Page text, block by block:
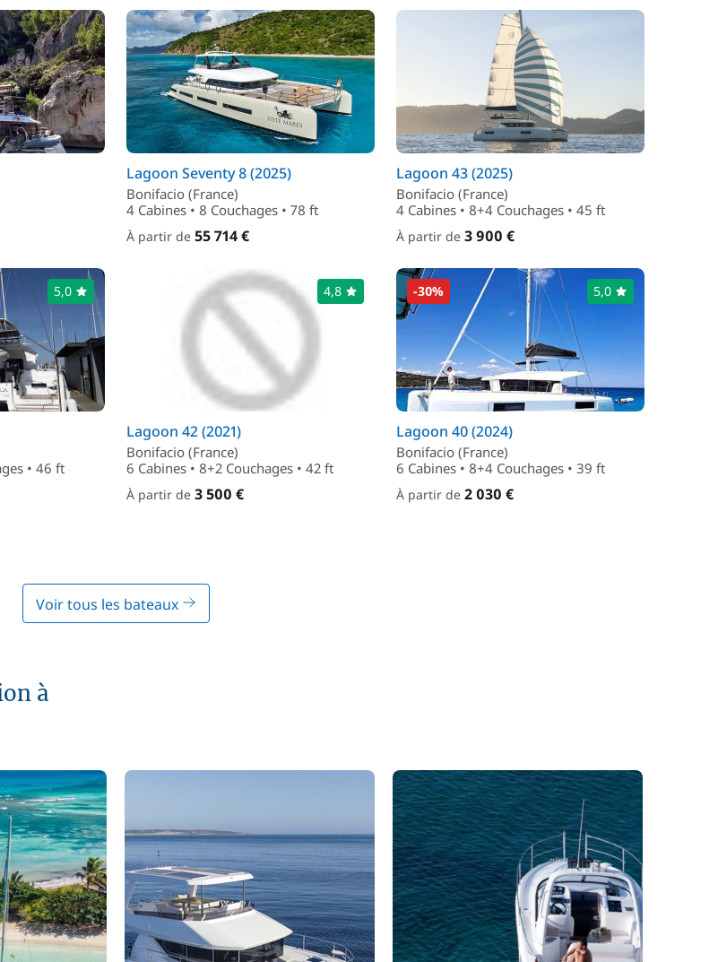
Lagoon Seventy 8 (2025)
Bonifacio (France)
4 Cabines • 8 Couchages • 78 ft
À partir de 55 714 €
Lagoon 43 (2025)
Bonifacio (France)
4 Cabines • 8+4 Couchages • 45 ft
À partir de 3 900 €
5,0
• 46 ft
4,8
Lagoon 42 (2021)
Bonifacio (France)
6 Cabines • 8+2 Couchages • 42 ft
À partir de 3 500 €
-30% 5,0
Lagoon 40 (2024)
Bonifacio (France)
6 Cabines • 8+4 Couchages • 39 ft
À partir de 2 030 €
Voir tous les bateaux
à